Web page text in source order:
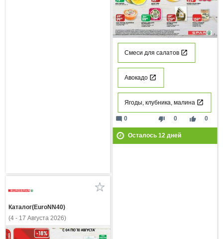
Смеси для салатов
Авокадо
Ягоды, клубника, малина
thumb_down 0 thumb_up 0
mode_comment 0
Осталось 12дней
Каталог(EuroNN40)
(4 - 17 Августа 2026)